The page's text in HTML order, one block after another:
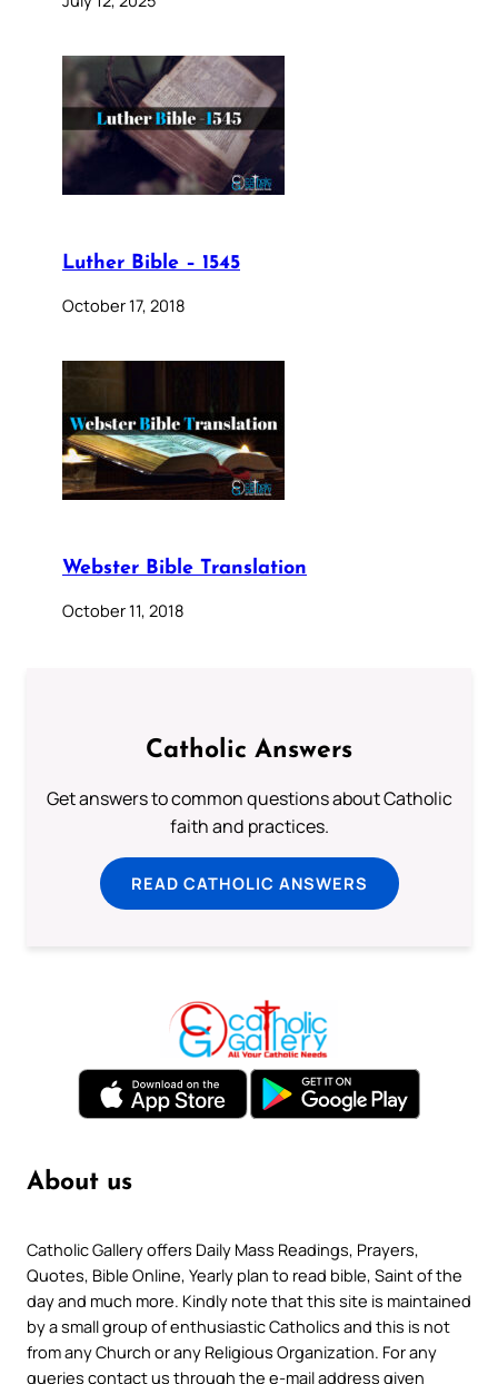
Luther Bible – 1545
October 17, 2018
Webster Bible Translation
October 11, 2018
Catholic Answers
Get answers to common questions about Catholic
faith and practices.
READ CATHOLIC ANSWERS
About us
Catholic Gallery offers Daily Mass Readings, Prayers,
Quotes, Bible Online, Yearly plan to read bible, Saint of the
day and much more. Kindly note that this site is maintained
by a small group of enthusiastic Catholics and this is not
from any Church or any Religious Organization. For any
queries contact us through the e-mail address given